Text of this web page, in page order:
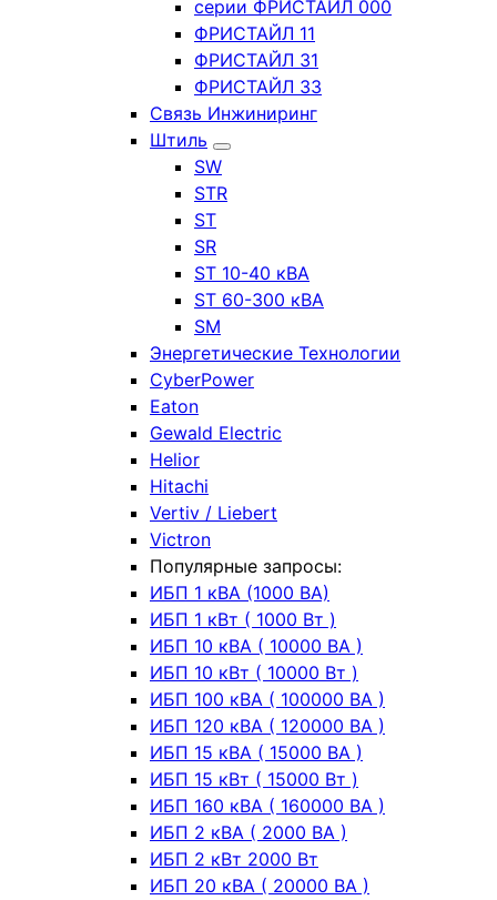
серии ФРИСТАЙЛ 000
ФРИСТАЙЛ 11
ФРИСТАЙЛ 31
ФРИСТАЙЛ 33
Связь Инжиниринг
Штиль
SW
STR
ST
SR
ST 10-40 кВА
ST 60-300 кВА
SM
Энергетические Технологии
CyberPower
Eaton
Gewald Electric
Helior
Hitachi
Vertiv / Liebert
Victron
Популярные запросы:
ИБП 1 кВА (1000 ВА)
ИБП 1 кВт ( 1000 Вт )
ИБП 10 кВА ( 10000 ВА )
ИБП 10 кВт ( 10000 Вт )
ИБП 100 кВА ( 100000 ВА )
ИБП 120 кВА ( 120000 ВА )
ИБП 15 кВА ( 15000 ВА )
ИБП 15 кВт ( 15000 Вт )
ИБП 160 кВА ( 160000 ВА )
ИБП 2 кВА ( 2000 ВА )
ИБП 2 кВт 2000 Вт
ИБП 20 кВА ( 20000 ВА )